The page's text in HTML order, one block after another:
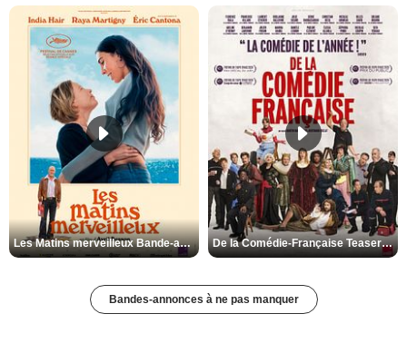
Les Matins merveilleux Bande-annonce VF De la Comédie-Française Teaser VF
Bandes-annonces à ne pas manquer